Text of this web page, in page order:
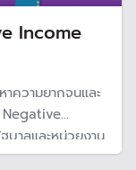
Income
ความยากจนและ
Negative
บาลและหน่วยงาน
ระเด็นคำถามว่า